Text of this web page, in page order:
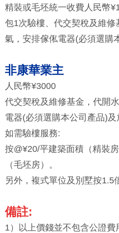
精裝或毛坯統一收費人民幣
包1次驗樓、代交契稅及維修
氣，安排傢俬電器(必須選購
非康華業主
人民幣¥3000
代交契稅及維修基金，代開
電器(必須選購本公司產品)及
如需驗樓服務:
按@¥20/平建築面積（精裝
（毛坯房）。
另外，複式單位及別墅按1.5
備註:
1）以上價錢並不包含公證費